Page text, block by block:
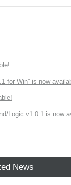
for Win” is now
Logic v1.0.1 is now
News